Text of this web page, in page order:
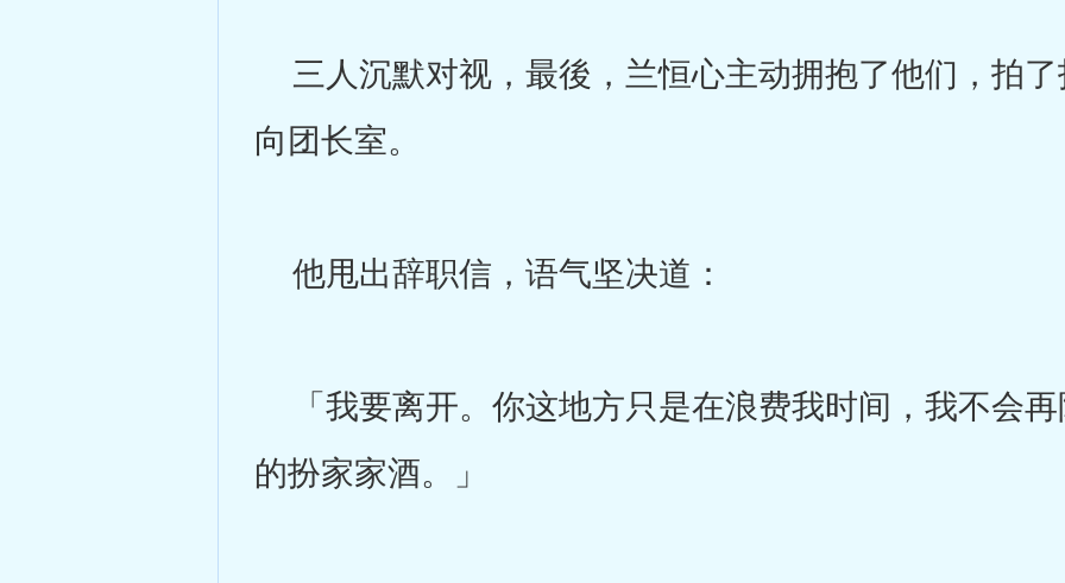
三人沉默对视，最後，兰恒心主动拥抱了他们，拍
向团长室。
他甩出辞职信，语气坚决道：
「我要离开。你这地方只是在浪费我时间，我不会
的扮家家酒。」